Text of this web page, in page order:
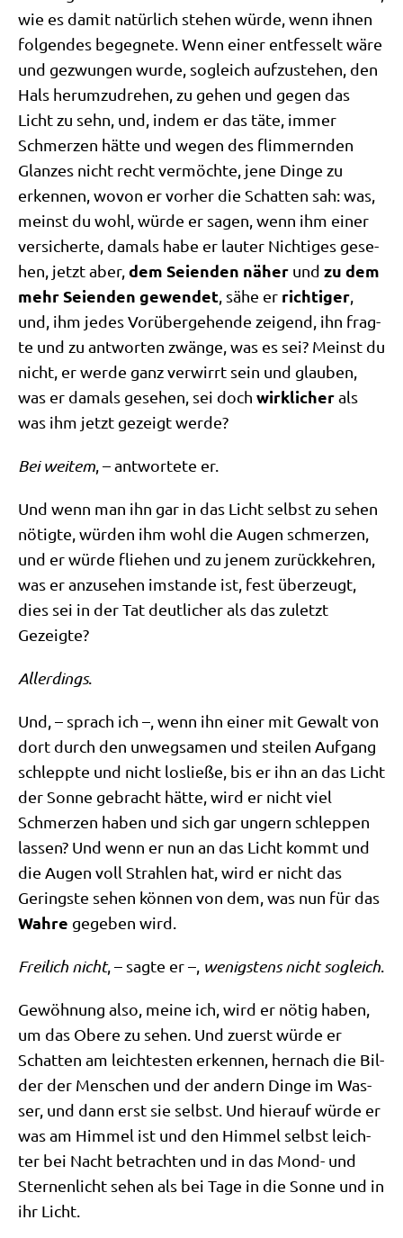
wie es damit natür­lich ste­hen wür­de, wenn ihnen
fol­gen­des begeg­ne­te. Wenn einer ent­fes­selt wäre
und gezwun­gen wur­de, sogleich auf­zu­ste­hen, den
Hals her­um­zu­dre­hen, zu gehen und gegen das
Licht zu sehn, und, indem er das täte, immer
Schmer­zen hät­te und wegen des flim­mern­den
Glan­zes nicht recht ver­möch­te, jene Din­ge zu
erken­nen, wovon er vor­her die Schat­ten sah: was,
meinst du wohl, wür­de er sagen, wenn ihm einer
ver­si­cher­te, damals habe er lau­ter Nich­ti­ges gese­
hen, jetzt aber, dem Sei­en­den näher und zu dem
mehr Sei­en­den gewen­det , sähe er rich­ti­ger
und, ihm jedes Vor­über­ge­hen­de zei­gend, ihn frag­
te und zu ant­wor­ten zwän­ge, was es sei? Meinst du
nicht, er wer­de ganz ver­wirrt sein und glau­ben,
was er damals gese­hen, sei doch wirk­li­cherals
was ihm jetzt gezeigt werde?
Bei wei­tem , – ant­wor­te­te er.
Und wenn man ihn gar in das Licht selbst zu sehen
nötig­te, wür­den ihm wohl die Augen schmer­zen,
und er wür­de flie­hen und zu jenem zurück­keh­ren,
was er anzu­se­hen imstan­de ist, fest über­zeugt,
dies sei in der Tat deut­li­cher als das zuletzt
Gezeigte?
Aller­dings.
Und, – sprach ich –, wenn ihn einer mit Gewalt von
dort durch den unweg­sa­men und stei­len Auf­gang
schlepp­te und nicht los­lie­ße, bis er ihn an das Licht
der Son­ne gebracht hät­te, wird er nicht viel
Schmer­zen haben und sich gar ungern schlep­pen
las­sen? Und wenn er nun an das Licht kommt und
die Augen voll Strah­len hat, wird er nicht das
Gering­ste sehen kön­nen von dem, was nun für das
Wah­re gege­ben wird.
Frei­lich nicht, – sag­te er –, wenig­stens nicht sogleich
Gewöh­nung also, mei­ne ich, wird er nötig haben,
um das Obe­re zu sehen. Und zuerst wür­de er
Schat­ten am leich­te­sten erken­nen, her­nach die Bil­
der der Men­schen und der andern Din­ge im Was­
ser, und dann erst sie selbst. Und hier­auf wür­de er
was am Him­mel ist und den Him­mel selbst leich­
ter bei Nacht betrach­ten und in das Mond- und
Ster­nen­licht sehen als bei Tage in die Son­ne und in
ihr Licht.